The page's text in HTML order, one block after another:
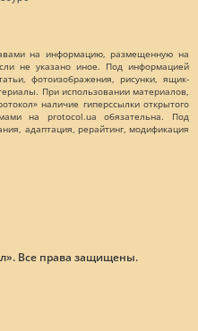
на информацию, размещенную на
не указано иное. Под информацией
фотоизображения, рисунки, ящик-
При использовании материалов,
наличие гиперссылки открытого
на protocol.ua обязательна. Под
адаптация, рерайтинг, модификация
Все права защищены.